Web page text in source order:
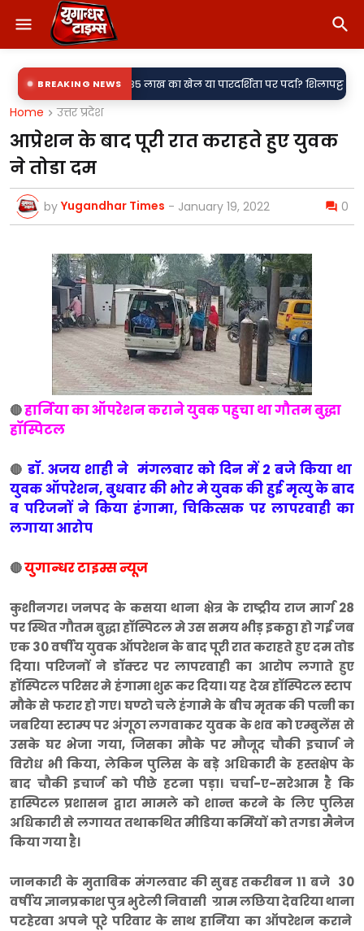
BREAKING NEWS
दर्ज,• 85 लाख का खेल या पारदर्शिता पर पर्दा? शिलापट्ट से गायब लागत
Home उत्तर प्रदेश
आप्रेशन के बाद पूरी रात कराहते हुए युवक
ने तोडा दम
by Yugandhar Times - January 19, 2022 0
🔴हार्निया का ऑपरेशन कराने युवक पहुचा था गौतम बुद्धा
हॉस्पिटल
🔴डॉ. अजय शाही ने मंगलवार को दिन में 2 बजे किया था
युवक ऑपरेशन, बुधवार की भोर मे युवक की हुई मृत्यु के बाद
व परिजनों ने किया हंगामा, चिकित्सक पर लापरवाही का
लगाया आरोप
🔴युगान्धर टाइम्स न्यूज
कुशीनगर। जनपद के कसया थाना क्षेत्र के राष्ट्रीय राज मार्ग 28
पर स्थित गौतम बुद्धा हॉस्पिटल मे उस समय भीड़ इकठ्ठा हो गई जब
एक 30 वर्षीय युवक ऑपरेशन के बाद पूरी रात कराहते हुए दम तोड
दिया। परिजनों ने डॉक्टर पर लापरवाही का आरोप लगाते हुए
हॉस्पिटल परिसर मे हंगामा शुरू कर दिया। यह देख हॉस्पिटल स्टाप
मौके से फरार हो गए। घण्टो चले हंगामे के बीच मृतक की पत्नी का
जबरिया स्टाम्प पर अंगूठा लगवाकर युवक के शव को एम्बुलेंस से
उसके घर भेजा गया, जिसका मौके पर मौजूद चौकी इचार्ज ने
विरोध भी किया, लेकिन पुलिस के बड़े अधिकारी के हस्तक्षेप के
बाद चौकी इचार्ज को पीछे हटना पड़ा। चर्चा-ए-सरेआम है कि
हास्पिटल प्रशासन द्वारा मामले को शान्त करने के लिए पुलिस
अधिकारी से लगायत तथाकथित मीडिया कर्मियों को तगडा मैनेज
किया गया है।
जानकारी के मुताबिक मंगलवार की सुबह तकरीबन 11 बजे 30
वर्षीय ज्ञानप्रकाश पुत्र भुटेली निवासी ग्राम लछिया देवरिया थाना
पटहेरवा अपने पूरे परिवार के साथ हार्निया का ऑपरेशन कराने